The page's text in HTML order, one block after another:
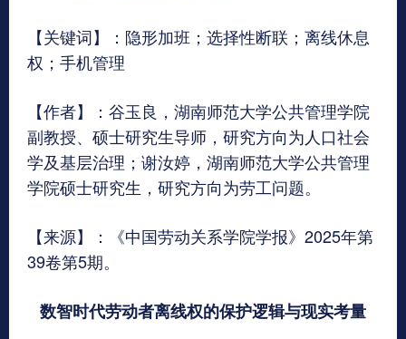
【关键词】：隐形加班；选择性断联；离线休息
权；手机管理
【作者】：谷玉良，湖南师范大学公共管理学院
副教授、硕士研究生导师，研究方向为人口社会
学及基层治理；谢汝婷，湖南师范大学公共管理
学院硕士研究生，研究方向为劳工问题。
【来源】：《中国劳动关系学院学报》2025年第
39卷第5期。
数智时代劳动者离线权的保护逻辑与现实考量